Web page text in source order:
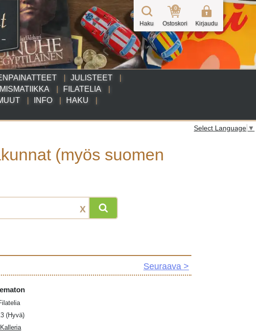
JULISTEET
FILATELIA
INFO
HAKU
Haku
0
Ostoskori Kirjaudu
Select Language ▼
(myös suomen
X
Seuraava >
(Hyvä)